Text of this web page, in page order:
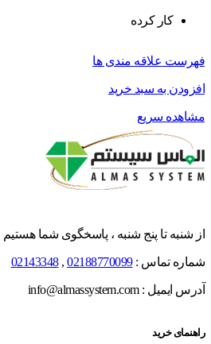
کار کرده
فهرست علاقه مندی ها
افزودن به سبد خرید
مشاهده سریع
از شنبه تا پنج شنبه ، پاسخگوی شما هستیم
شماره تماس :02188770099
,
02143348
آدرس ایمیل : info@almassystem.com
راهنمای خرید